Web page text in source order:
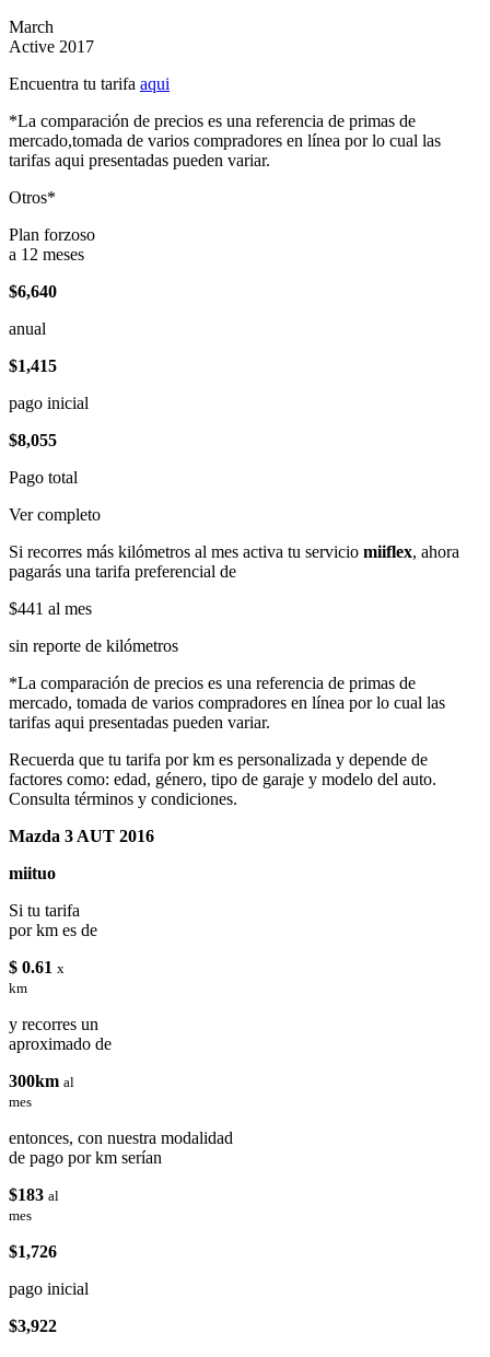
March
Active 2017
Encuentra tu tarifa aqui
*La comparación de precios es una referencia de primas de
mercado,tomada de varios compradores en línea por lo cual las
tarifas aqui presentadas pueden variar.
Otros*
Plan forzoso
a 12 meses
$6,640
anual
$1,415
pago inicial
$8,055
Pago total
Ver completo
Si recorres más kilómetros al mes activa tu servicio miiflex, ahora
pagarás una tarifa preferencial de
$441 al mes
sin reporte de kilómetros
*La comparación de precios es una referencia de primas de
mercado, tomada de varios compradores en línea por lo cual las
tarifas aqui presentadas pueden variar.
Recuerda que tu tarifa por km es personalizada y depende de
factores como: edad, género, tipo de garaje y modelo del auto.
Consulta términos y condiciones.
Mazda 3 AUT 2016
miituo
Si tu tarifa
por km es de
$ 0.61 x
km
y recorres un
aproximado de
300km al
mes
entonces, con nuestra modalidad
de pago por km serían
$183 al
mes
$1,726
pago inicial
$3,922